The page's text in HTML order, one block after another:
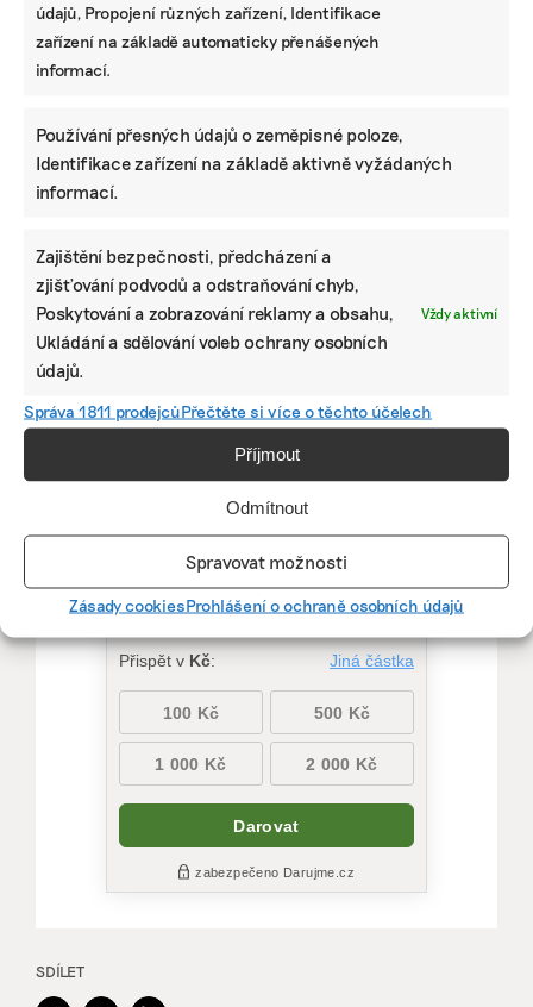
údajů, Propojení různých zařízení, Identifikace
zařízení na základě automaticky přenášených
informací.
Používání přesných údajů o zeměpisné poloze,
Identifikace zařízení na základě aktivně vyžádaných
informací.
Zajištění bezpečnosti, předcházení a
zjišťování podvodů a odstraňování chyb,
Poskytování a zobrazování reklamy a obsahu,
Ukládání a sdělování voleb ochrany osobních
údajů.
Vždy aktivní
Správa 1811 prodejcůPřečtěte si více o těchto účelech
Příjmout
Odmítnout
Spravovat možnosti
Zásady cookiesProhlášení o ochraně osobních údajů
Pomozte udržet důležité
informace dostupné všem.
Díky vaší podpoře se můžeme pustit do témat,
SDÍLET